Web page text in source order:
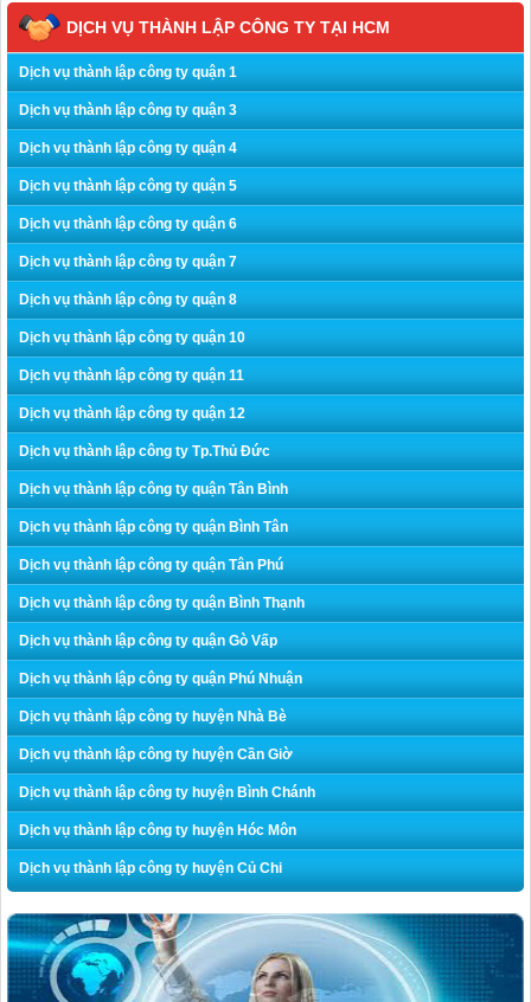
DỊCH VỤ THÀNH LẬP CÔNG TY TẠI HCM
Dịch vụ thành lập công ty quận 1
Dịch vụ thành lập công ty quận 3
Dịch vụ thành lập công ty quận 4
Dịch vụ thành lập công ty quận 5
Dịch vụ thành lập công ty quận 6
Dịch vụ thành lập công ty quận 7
Dịch vụ thành lập công ty quận 8
Dịch vụ thành lập công ty quận 10
Dịch vụ thành lập công ty quận 11
Dịch vụ thành lập công ty quận 12
Dịch vụ thành lập công ty Tp.Thủ Đức
Dịch vụ thành lập công ty quận Tân Bình
Dịch vụ thành lập công ty quận Bình Tân
Dịch vụ thành lập công ty quận Tân Phú
Dịch vụ thành lập công ty quận Bình Thạnh
Dịch vụ thành lập công ty quận Gò Vấp
Dịch vụ thành lập công ty quận Phú Nhuận
Dịch vụ thành lập công ty huyện Nhà Bè
Dịch vụ thành lập công ty huyện Cần Giờ
Dịch vụ thành lập công ty huyện Bình Chánh
Dịch vụ thành lập công ty huyện Hóc Môn
Dịch vụ thành lập công ty huyện Củ Chi